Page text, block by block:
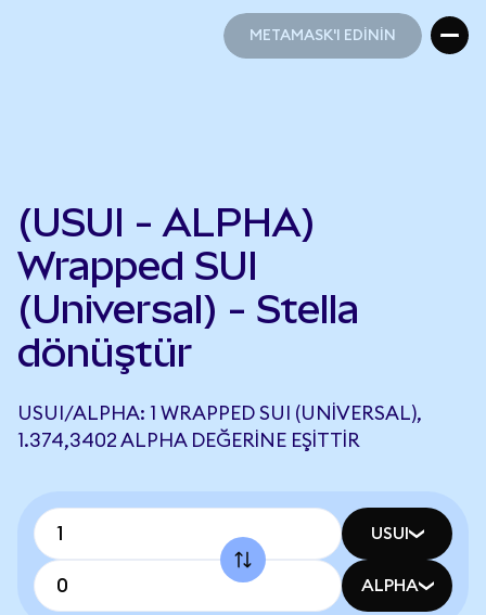
METAMASK'I EDİNİN
(USUI - ALPHA)
Wrapped SUI
(Universal) - Stella
dönüştür
USUI/ALPHA: 1 WRAPPED SUI (UNIVERSAL),
1.374,3402 ALPHA DEĞERINE EŞITTIR
USUI
ALPHA